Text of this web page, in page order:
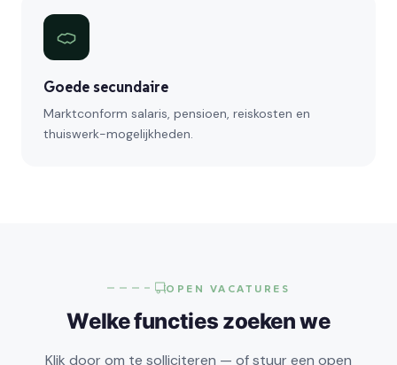
Goede secundaire
Marktconform salaris, pensioen, reiskosten en
thuiswerk-mogelijkheden.
OPEN VACATURES
Welke functies zoeken we
Klik door om te solliciteren — of stuur een open